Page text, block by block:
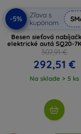
-5%
Zľava s
kupónom
Besen sieťová
elektrické autá SQ20-
307,91 €
292,51 €
Na sklade > 5 ks